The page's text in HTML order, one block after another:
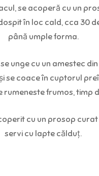
se acoperă cu un
în loc cald, cca 30
până umple forma.
unge cu un amestec
se coace în cuptorul
rumeneste frumos, timp
cu un prosop
servi cu lapte călduț.